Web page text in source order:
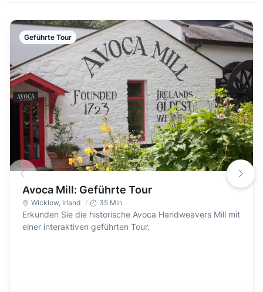
Geführte Tour
Avoca Mill: Geführte Tour
Wicklow, Irland 35 Min
Erkunden Sie die historische Avoca Handweavers Mill mit
einer interaktiven geführten Tour.